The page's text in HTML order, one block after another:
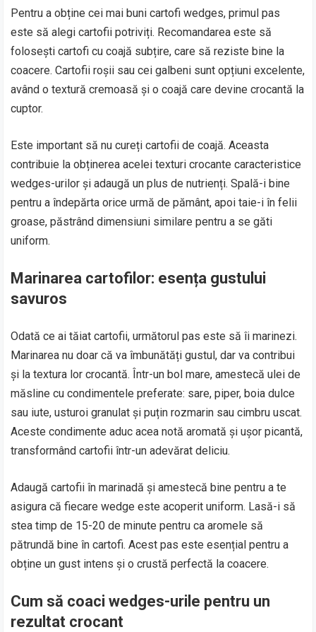
Pentru a obține cei mai buni cartofi wedges, primul pas
este să alegi cartofii potriviți. Recomandarea este să
folosești cartofi cu coajă subțire, care să reziste bine la
coacere. Cartofii roșii sau cei galbeni sunt opțiuni excelente,
având o textură cremoasă și o coajă care devine crocantă la
cuptor.
Este important să nu cureți cartofii de coajă. Aceasta
contribuie la obținerea acelei texturi crocante caracteristice
wedges-urilor și adaugă un plus de nutrienți. Spală-i bine
pentru a îndepărta orice urmă de pământ, apoi taie-i în felii
groase, păstrând dimensiuni similare pentru a se găti
uniform.
Marinarea cartofilor: esența gustului
savuros
Odată ce ai tăiat cartofii, următorul pas este să îi marinezi.
Marinarea nu doar că va îmbunătăți gustul, dar va contribui
și la textura lor crocantă. Într-un bol mare, amestecă ulei de
măsline cu condimentele preferate: sare, piper, boia dulce
sau iute, usturoi granulat și puțin rozmarin sau cimbru uscat.
Aceste condimente aduc acea notă aromată și ușor picantă,
transformând cartofii într-un adevărat deliciu.
Adaugă cartofii în marinadă și amestecă bine pentru a te
asigura că fiecare wedge este acoperit uniform. Lasă-i să
stea timp de 15-20 de minute pentru ca aromele să
pătrundă bine în cartofi. Acest pas este esențial pentru a
obține un gust intens și o crustă perfectă la coacere.
Cum să coaci wedges-urile pentru un
rezultat crocant